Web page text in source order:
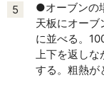
5
●オーブンの
天板にオーブ
に並べる。
上下を返しな
する。粗熱が